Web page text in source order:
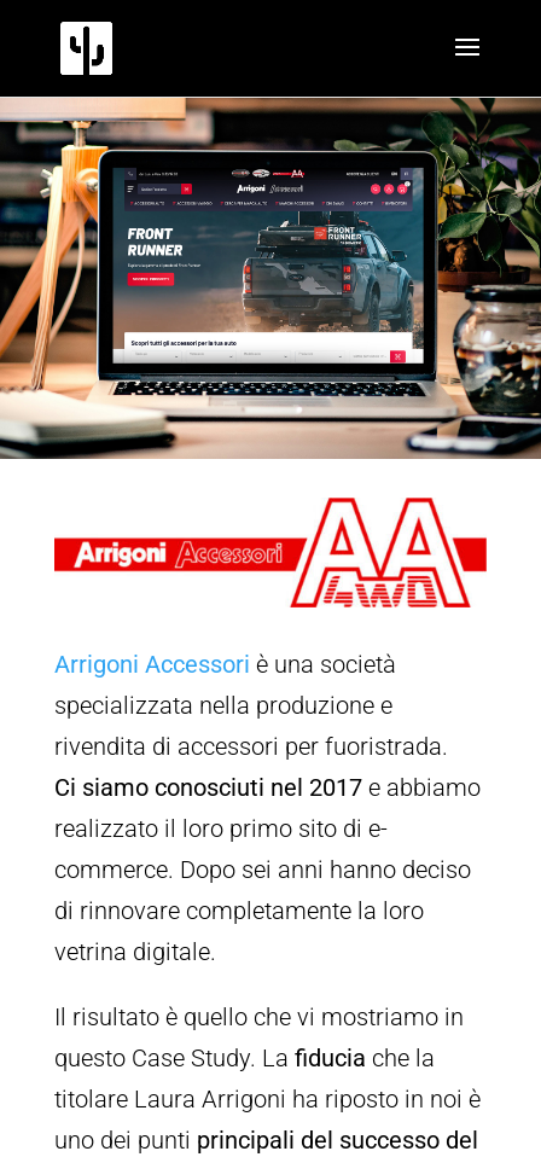
Arrigoni Accessori è una società
specializzata nella produzione e
rivendita di accessori per fuoristrada.
Ci siamo conosciuti nel 2017e abbiamo
realizzato il loro primo sito di e-
commerce. Dopo sei anni hanno deciso
di rinnovare completamente la loro
vetrina digitale.
Il risultato è quello che vi mostriamo in
questo Case Study. La fiducia che la
titolare Laura Arrigoni ha riposto in noi è
uno dei punti principali del successo del